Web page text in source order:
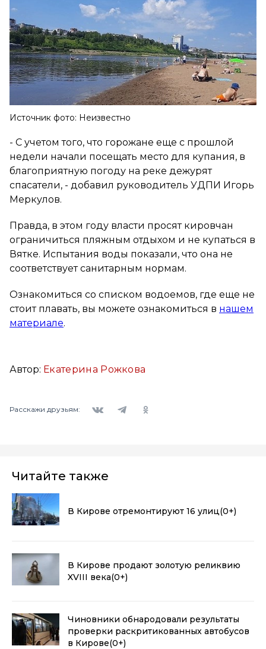
Источник фото: Неизвестно
- С учетом того, что горожане еще с прошлой
недели начали посещать место для купания, в
благоприятную погоду на реке дежурят
спасатели, - добавил руководитель УДПИ Игорь
Меркулов.
Правда, в этом году власти просят кировчан
ограничиться пляжным отдыхом и не купаться в
Вятке. Испытания воды показали, что она не
соответствует санитарным нормам.
Ознакомиться со списком водоемов, где еще не
стоит плавать, вы можете ознакомиться в нашем
материале.
Автор: Екатерина Рожкова
Расскажи друзьям:
Читайте также
В Кирове отремонтируют 16 улиц(0+)
В Кирове продают золотую реликвию
XVIII века(0+)
Чиновники обнародовали результаты
проверки раскритикованных автобусов
в Кирове(0+)